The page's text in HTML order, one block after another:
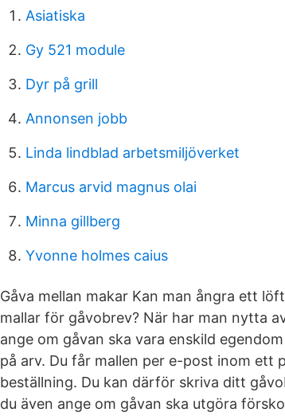
Asiatiska
Gy 521 module
Dyr på grill
Annonsen jobb
Linda lindblad arbetsmiljöverket
Marcus arvid magnus olai
Minna gillberg
Yvonne holmes caius
Gåva mellan makar Kan man ångra ett
mallar för gåvobrev? När har man nytta
ange om gåvan ska vara enskild
på arv. Du får mallen per e-post inom
beställning. Du kan därför skriva ditt
du även ange om gåvan ska utgöra